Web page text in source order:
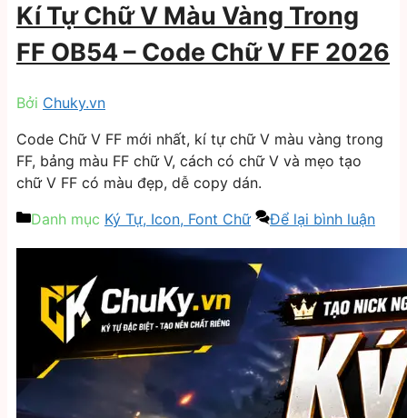
Kí Tự Chữ V Màu Vàng Trong
FF OB54 – Code Chữ V FF 2026
Bởi Chuky.vn
Code Chữ V FF mới nhất, kí tự chữ V màu vàng trong
FF, bảng màu FF chữ V, cách có chữ V và mẹo tạo
chữ V FF có màu đẹp, dễ copy dán.
Danh mục Ký Tự, Icon, Font Chữ Để lại bình luận